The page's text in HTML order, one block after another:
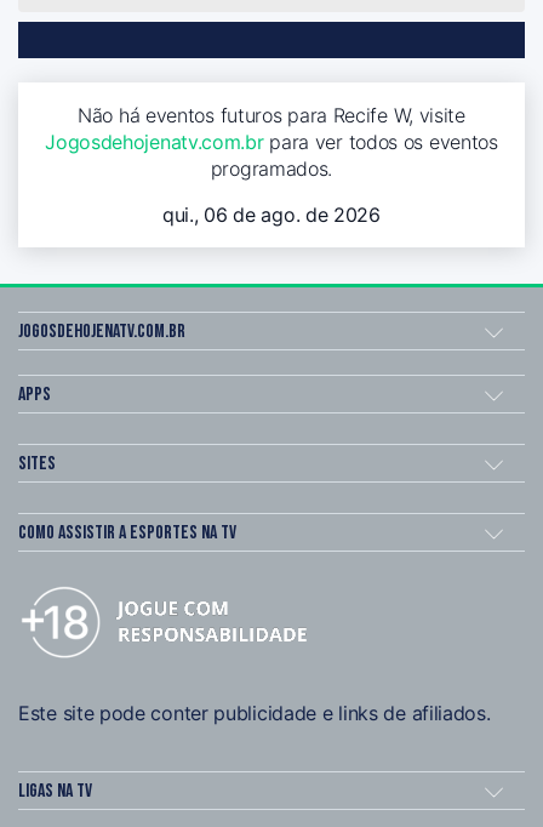
Não há eventos futuros para Recife W, visite
Jogosdehojenatv.com.brpara ver todos os eventos
programados.
qui., 06 de ago. de 2026
Jogosdehojenatv.com.br
Apps
Sites
Como assistir a esportes na TV
Este site pode conter publicidade e links de afiliados.
Ligas na TV